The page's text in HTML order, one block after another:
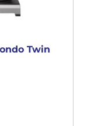
Twin